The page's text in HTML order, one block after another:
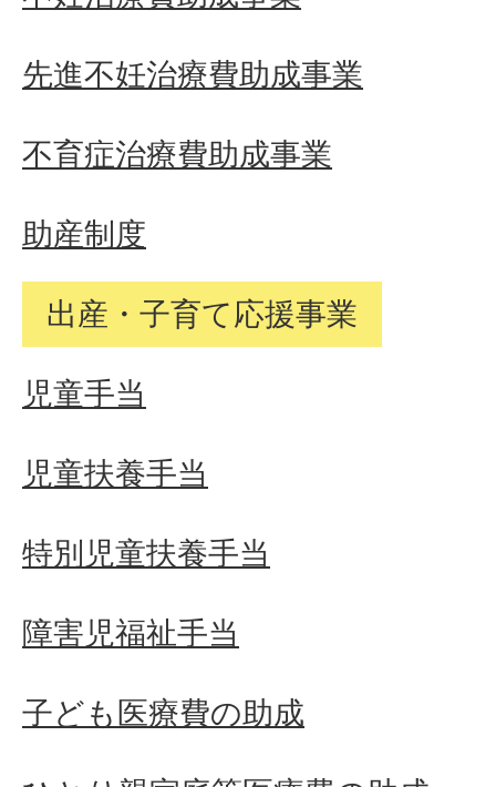
先進不妊治療費助成事業
不育症治療費助成事業
助産制度
出産・子育て応援事業
児童手当
児童扶養手当
特別児童扶養手当
障害児福祉手当
子ども医療費の助成